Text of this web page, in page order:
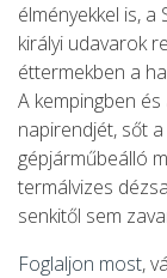
élményekkel is, a
királyi udavarok
éttermekben a
A kempingben
napirendjét, sőt
gépjárműbeálló
termálvizes
senkitől sem
Foglaljon most,